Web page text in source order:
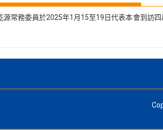
常務委員於2025年1月15至19日代表本會到訪